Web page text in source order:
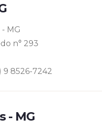
MG
n° 293
9 8526-7242
- MG